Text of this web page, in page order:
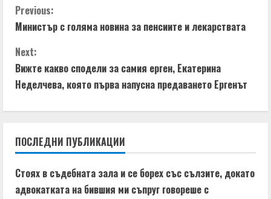
C
o
n
t
i
n
u
e
Previous:
Министър с голяма новина за пенсиите и лекарствата
Next:
Вижте какво сподели за самия ерген, Екатерина
Неделчева, която първа напусна предаването Ергенът
ПОСЛЕДНИ ПУБЛИКАЦИИ
Стоях в съдебната зала и се борех със сълзите, докато
адвокатката на бившия ми съпруг говореше с